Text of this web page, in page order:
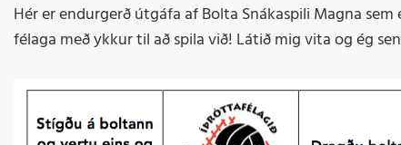
Hér er endurgerð útgáfa af Bolta Snákaspili Magna
félaga með ykkur til að spila við! Látið mig vita og ég